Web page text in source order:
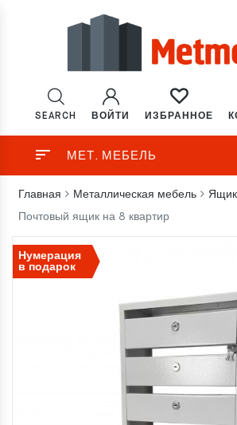
SEARCH ВОЙТИ ИЗБРАННОЕ
МЕТ. МЕБЕЛЬ
Главная Металлическая мебель
Почтовый ящик на 8 квартир
Нумерация
в подарок